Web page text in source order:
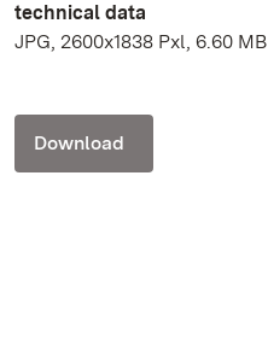
technical data
JPG, 2600x1838 Pxl, 6.60 MB
Download